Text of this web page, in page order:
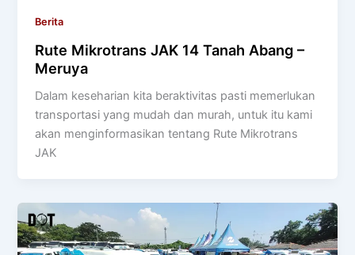
Berita
Rute Mikrotrans JAK 14 Tanah Abang –
Meruya
Dalam keseharian kita beraktivitas pasti memerlukan
transportasi yang mudah dan murah, untuk itu kami
akan menginformasikan tentang Rute Mikrotrans
JAK